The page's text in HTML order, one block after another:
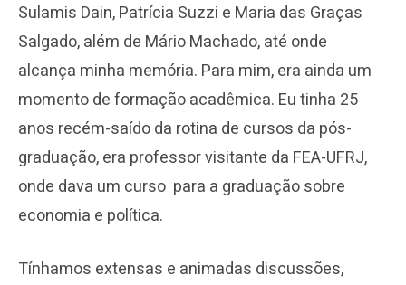
Sulamis Dain, Patrícia Suzzi e Maria das Graças
Salgado, além de Mário Machado, até onde
alcança minha memória. Para mim, era ainda um
momento de formação acadêmica. Eu tinha 25
anos recém-saído da rotina de cursos da pós-
graduação, era professor visitante da FEA-UFRJ,
onde dava um curso para a graduação sobre
economia e política.
Tínhamos extensas e animadas discussões,